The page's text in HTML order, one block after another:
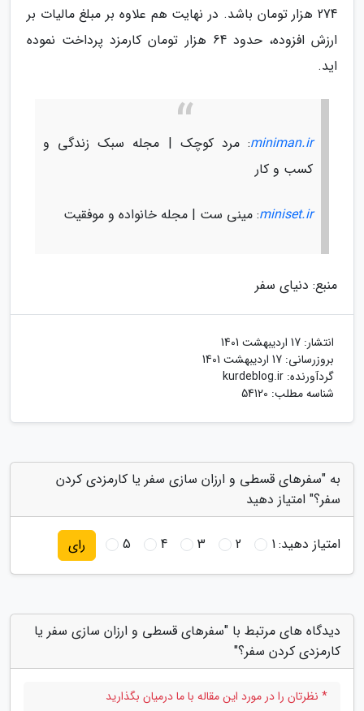
274 هزار تومان باشد. در نهایت هم علاوه بر مبلغ مالیات بر
ارزش افزوده، حدود 64 هزار تومان کارمزد پرداخت نموده
اید.
miniman.ir: مرد کوچک | مجله سبک زندگی و
کسب و کار
miniset.ir: مینی ست | مجله خانواده و موفقیت
منبع: دنیای سفر
انتشار: 17 اردیبهشت 1401
بروزرسانی: 17 اردیبهشت 1401
گردآورنده: kurdeblog.ir
شناسه مطلب: 54120
به "سفرهای قسطی و ارزان سازی سفر یا کارمزدی کردن
سفر؟" امتیاز دهید
امتیاز دهید:1
2
3
4
5 رای
دیدگاه های مرتبط با "سفرهای قسطی و ارزان سازی سفر یا
کارمزدی کردن سفر؟"
* نظرتان را در مورد این مقاله با ما درمیان بگذارید